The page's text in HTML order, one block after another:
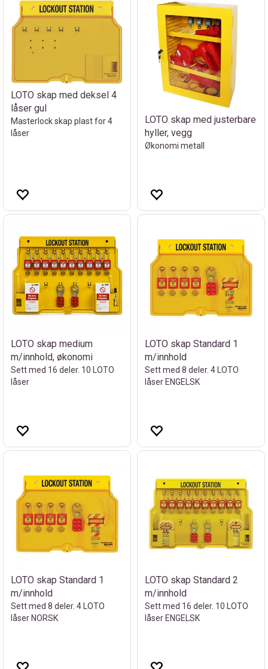
LOTO skap med deksel 4
låser gul
Masterlock skap plast for 4
låser
LOTO skap med justerbare
hyller, vegg
Økonomi metall
LOTO skap medium
m/innhold, økonomi
Sett med 16 deler. 10 LOTO
låser
LOTO skap Standard 1
m/innhold
Sett med 8 deler. 4 LOTO
låser ENGELSK
LOTO skap Standard 1
m/innhold
Sett med 8 deler. 4 LOTO
låser NORSK
LOTO skap Standard 2
m/innhold
Sett med 16 deler. 10 LOTO
låser ENGELSK